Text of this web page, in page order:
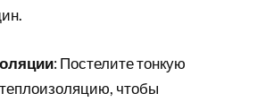
: Постелите тонкую
чтобы